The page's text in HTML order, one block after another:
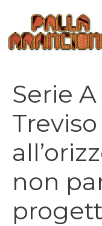
contenuto
Serie
non